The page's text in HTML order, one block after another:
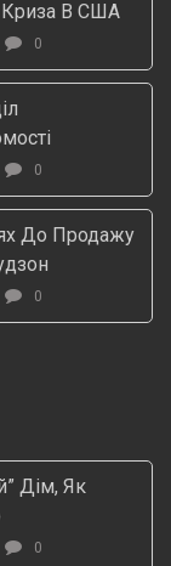
Криза В США
0
0
До Продажу
0
Дім, Як
0